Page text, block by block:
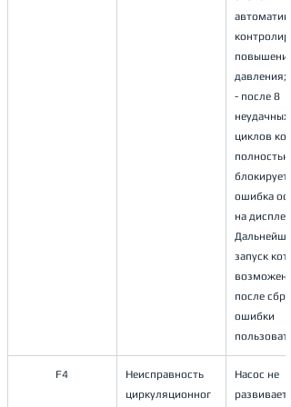
автоматика
повышение
давления;
- после 8
неудачных
циклов
полностью
ошибка
на дисплее.
запуск
возможен
после
ошибки
F4
Неисправность
циркуляционног
Насос не
развивает